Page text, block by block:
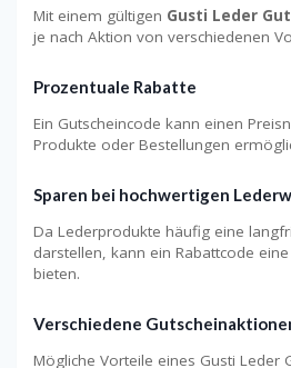
Mit einem gültigen Gusti Leder
je nach Aktion von verschiedenen
Prozentuale Rabatte
Ein Gutscheincode kann einen
Produkte oder Bestellungen
Sparen bei hochwertigen
Da Lederprodukte häufig eine
darstellen, kann ein Rabattcode
bieten.
Verschiedene
Mögliche Vorteile eines Gusti Leder